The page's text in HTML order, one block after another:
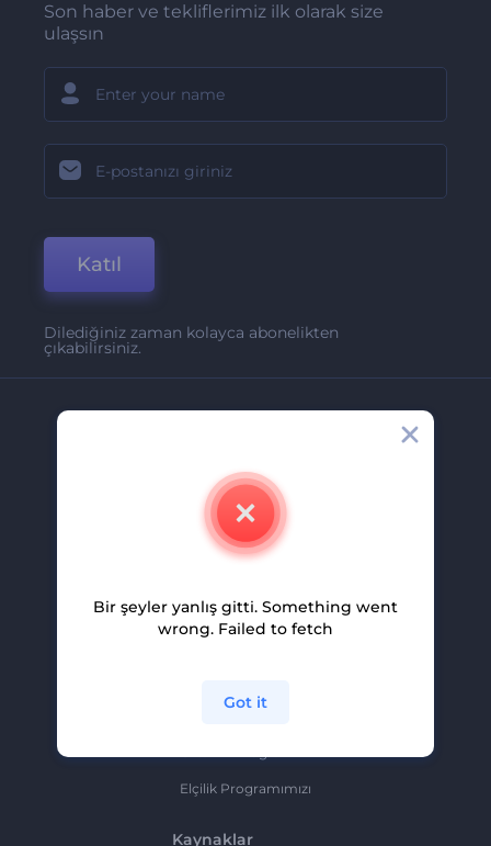
Son haber ve tekliflerimiz ilk olarak size
ulaşsın
Katıl
Dilediğiniz zaman kolayca abonelikten
çıkabilirsiniz.
İletişim
Kariyer
Ortaklık Programı
Elçilik Programımızı
Kaynaklar
Bir şeyler yanlış gitti. Something went
wrong. Failed to fetch
Got it